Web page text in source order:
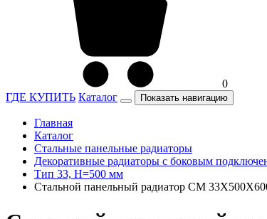
0
ГДЕ КУПИТЬ Каталог Показать навигацию
Главная
Каталог
Стальные панельные радиаторы
Декоративные радиаторы с боковым
Тип 33, H=500 мм
Стальной панельный радиатор CM